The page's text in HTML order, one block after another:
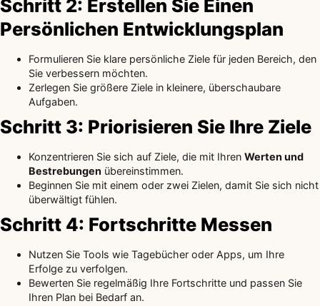
Schritt 2: Erstellen Sie Einen
Persönlichen Entwicklungsplan
Formulieren Sie klare persönliche Ziele für jeden Bereich, den
Sie verbessern möchten.
Zerlegen Sie größere Ziele in kleinere, überschaubare
Aufgaben.
Schritt 3: Priorisieren Sie Ihre Ziele
Konzentrieren Sie sich auf Ziele, die mit Ihren Werten und
Bestrebungen übereinstimmen.
Beginnen Sie mit einem oder zwei Zielen, damit Sie sich nicht
überwältigt fühlen.
Schritt 4: Fortschritte Messen
Nutzen Sie Tools wie Tagebücher oder Apps, um Ihre
Erfolge zu verfolgen.
Bewerten Sie regelmäßig Ihre Fortschritte und passen Sie
Ihren Plan bei Bedarf an.